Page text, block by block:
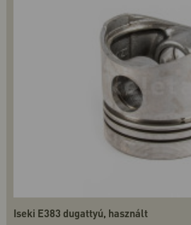
Iseki E383 dugattyú, használt